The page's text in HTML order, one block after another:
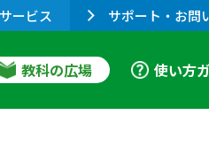
ービス サポート・お問
教科の広場 使い方